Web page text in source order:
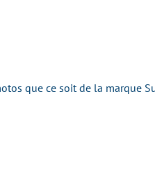
que ce soit de la marque